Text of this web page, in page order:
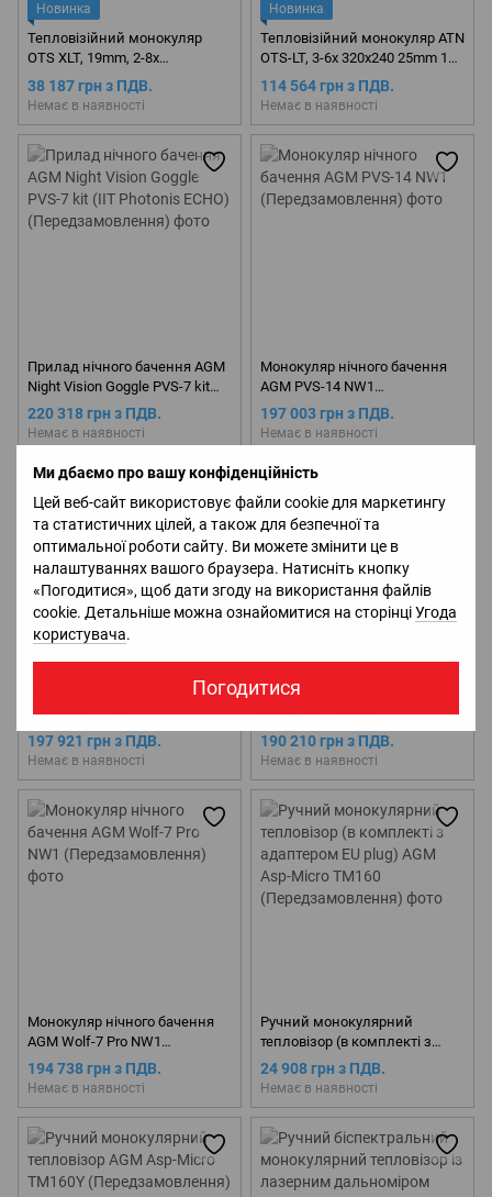
Ми дбаємо про вашу конфіденційність
Цей веб-сайт використовує файли cookie для маркетингу
та статистичних цілей, а також для безпечної та
оптимальної роботи сайту. Ви можете змінити це в
налаштуваннях вашого браузера. Натисніть кнопку
«Погодитися», щоб дати згоду на використання файлів
cookie. Детальніше можна ознайомитися на сторінціУгода
користувача.
Погодитися
Новинка
Тепловізійний монокуляр
OTS XLT, 19mm, 2-8x
(Передзамовлення)
38 187 грн з ПДВ.
Немає в наявності
Новинка
Тепловізійний монокуляр ATN
OTS-LT, 3-6x 320x240 25mm 12
micronThermal Viewer
(Передзамовлення)
114 564 грн з ПДВ.
Немає в наявності
Прилад нічного бачення AGM
Night Vision Goggle PVS-7 kit
(IIT Photonis ECHO)
(Передзамовлення)
220 318 грн з ПДВ.
Немає в наявності
Монокуляр нічного бачення
AGM PVS-14 NW1
(Передзамовлення)
197 003 грн з ПДВ.
Немає в наявності
Монокуляр нічного бачення
AGM PVS-14 NL1
(Передзамовлення)
197 921 грн з ПДВ.
Немає в наявності
Монокуляр нічного бачення
AGM Wolf-7 Pro NL1
(Передзамовлення)
190 210 грн з ПДВ.
Немає в наявності
Монокуляр нічного бачення
AGM Wolf-7 Pro NW1
(Передзамовлення)
194 738 грн з ПДВ.
Немає в наявності
Ручний монокулярний
тепловізор (в комплекті з
адаптером EU plug) AGM Asp-
Micro TM160
24 908 грн з ПДВ.
Немає в наявності